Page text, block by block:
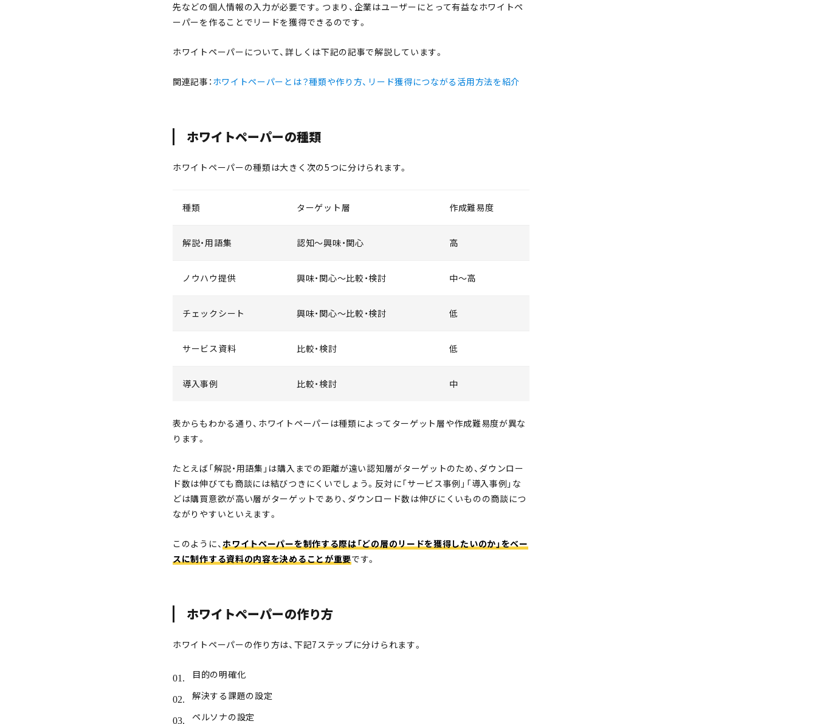
先などの個人情報の入力が必要です。つまり、企業はユーザーにとって有益なホワイトペ
ーパーを作ることでリードを獲得できるのです。
ホワイトペーパーについて、詳しくは下記の記事で解説しています。
関連記事：ホワイトペーパーとは？種類や作り方、リード獲得につながる活用方法を紹介
ホワイトペーパーの種類
ホワイトペーパーの種類は大きく次の5つに分けられます。
種類 ターゲット層 作成難易度
解説・用語集 認知〜興味・関心 高
ノウハウ提供 興味・関心〜比較・検討 中〜高
チェックシート 興味・関心〜比較・検討 低
サービス資料 比較・検討 低
導入事例 比較・検討 中
表からもわかる通り、ホワイトペーパーは種類によってターゲット層や作成難易度が異な
ります。
たとえば「解説・用語集」は購入までの距離が遠い認知層がターゲットのため、ダウンロー
ド数は伸びても商談には結びつきにくいでしょう。反対に「サービス事例」「導入事例」な
どは購買意欲が高い層がターゲットであり、ダウンロード数は伸びにくいものの商談につ
ながりやすいといえます。
このように、ホワイトペーパーを制作する際は「どの層のリードを獲得したいのか」をベー
スに制作する資料の内容を決めることが重要です。
ホワイトペーパーの作り方
ホワイトペーパーの作り方は、下記7ステップに分けられます。
目的の明確化
解決する課題の設定
ペルソナの設定